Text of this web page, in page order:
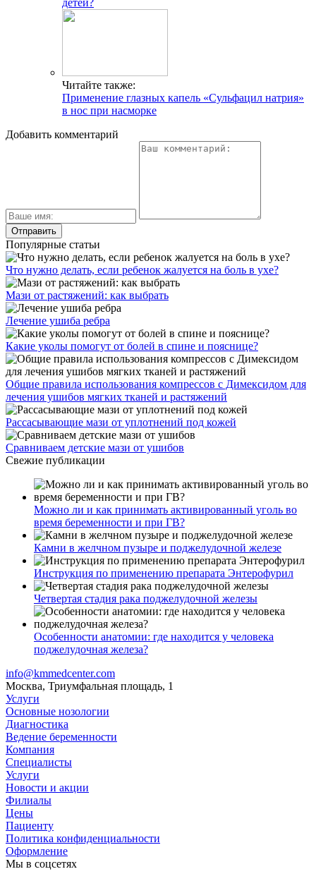
детей?
Читайте также:
Применение глазных капель «Сульфацил натрия»
в нос при насморке
Добавить комментарий
Популярные статьи
Что нужно делать, если ребенок жалуется на боль в ухе?
Мази от растяжений: как выбрать
Лечение ушиба ребра
Какие уколы помогут от болей в спине и пояснице?
Общие правила использования компрессов с Димексидом для
лечения ушибов мягких тканей и растяжений
Рассасывающие мази от уплотнений под кожей
Сравниваем детские мази от ушибов
Свежие публикации
Можно ли и как принимать активированный уголь во
время беременности и при ГВ?
Камни в желчном пузыре и поджелудочной железе
Инструкция по применению препарата Энтерофурил
Четвертая стадия рака поджелудочной железы
Особенности анатомии: где находится у человека
поджелудочная железа?
info@kmmedcenter.com
Москва, Триумфальная площадь, 1
Услуги
Основные нозологии
Диагностика
Ведение беременности
Компания
Специалисты
Услуги
Новости и акции
Филиалы
Цены
Пациенту
Политика конфиденциальности
Оформление
Мы в соцсетях